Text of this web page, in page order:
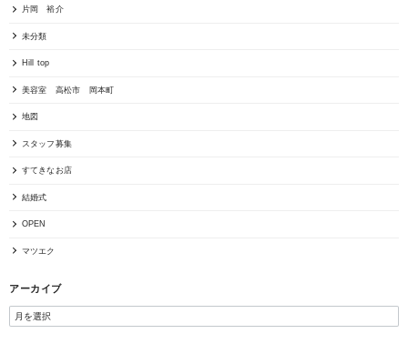
片岡 裕介
未分類
Hill top
美容室 高松市 岡本町
地図
スタッフ募集
すてきなお店
結婚式
OPEN
マツエク
アーカイブ